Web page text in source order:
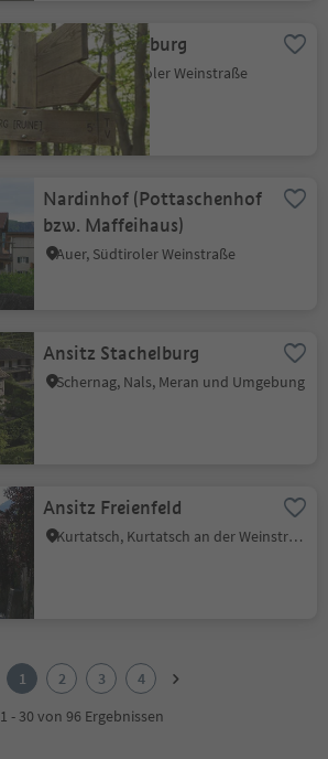
Ruine Helfenburg
Terlan, Südtiroler Weinstraße
Nardinhof (Pottaschenhof
bzw. Maffeihaus)
Auer, Südtiroler Weinstraße
Ansitz Stachelburg
Schernag, Nals, Meran und Umgebung
Ansitz Freienfeld
Kurtatsch, Kurtatsch an der Weinstraße, Südtiroler Weinstraße
1 2 3
4
1 - 30 von 96 Ergebnissen